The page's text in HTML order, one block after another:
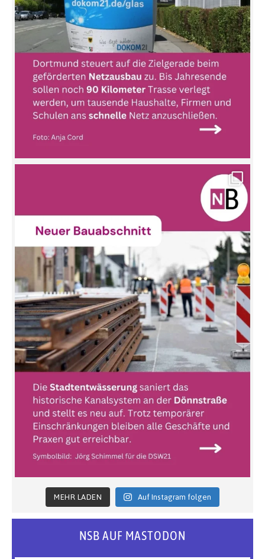
MEHR LADEN Auf Instagram folgen
NSB AUF MASTODON